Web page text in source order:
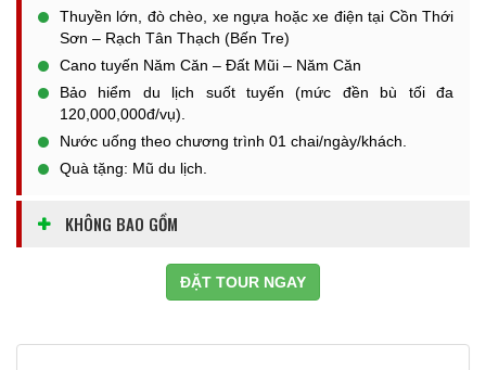
Thuyền lớn, đò chèo, xe ngựa hoặc xe điện tại Cồn Thới
Sơn – Rạch Tân Thạch (Bến Tre)
Cano tuyến Năm Căn – Đất Mũi – Năm Căn
Bảo hiểm du lịch suốt tuyến (mức đền bù tối đa
120,000,000đ/vụ).
Nước uống theo chương trình 01 chai/ngày/khách.
Quà tặng: Mũ du lịch.
KHÔNG BAO GỒM
ĐẶT TOUR NGAY